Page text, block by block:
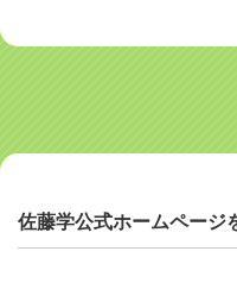
佐藤学公式ホームページ